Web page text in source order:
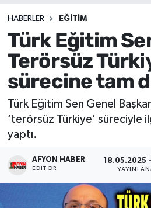
HABERLER EĞITIM
Türk Eğitim
Terörsüz
sürecine tam
Türk Eğitim Sen Genel
‘terörsüz Türkiye’ süreciyle
yaptı.
AFYON HABER
EDITÖR
18.05.2025
Sağlık
Eğitim
Ekonomi
Magazin
Etkinlikler